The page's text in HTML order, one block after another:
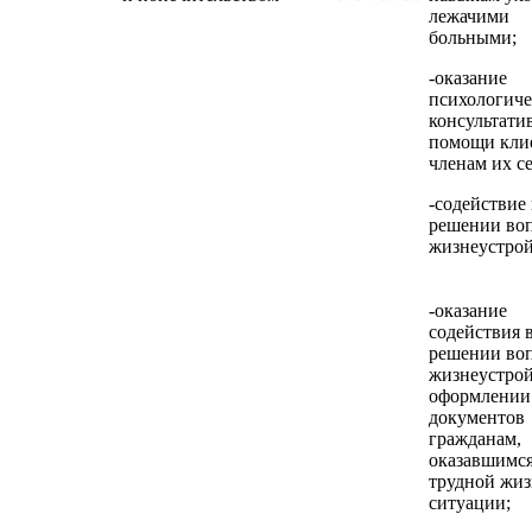
лежачими
больными;
-оказание
помощи
членам их
-содействие
решении
-оказание
содействия
решении
оформлении
документов
гражданам,
трудной
ситуации;